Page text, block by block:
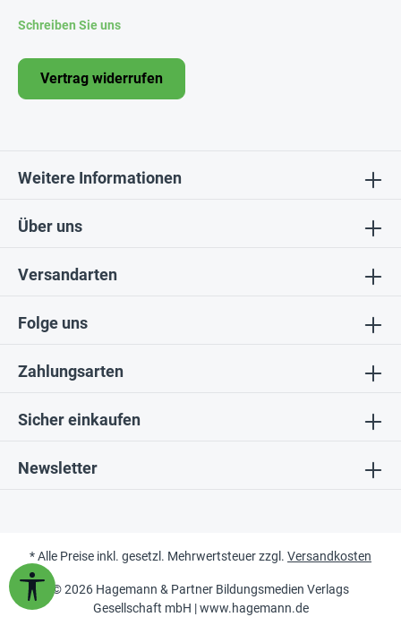
Folge uns
Sicher einkaufen
Über uns
Newsletter
Schreiben Sie uns
Vertrag widerrufen
Weitere Informationen
Zahlungsarten
Versandarten
© 2026 Hagemann & Partner Bildungsmedien Verlags
Gesellschaft mbH |www.hagemann.de
* Alle Preise inkl. gesetzl. Mehrwertsteuer zzgl. Versandkosten
Werkzeugleiste anzeigen